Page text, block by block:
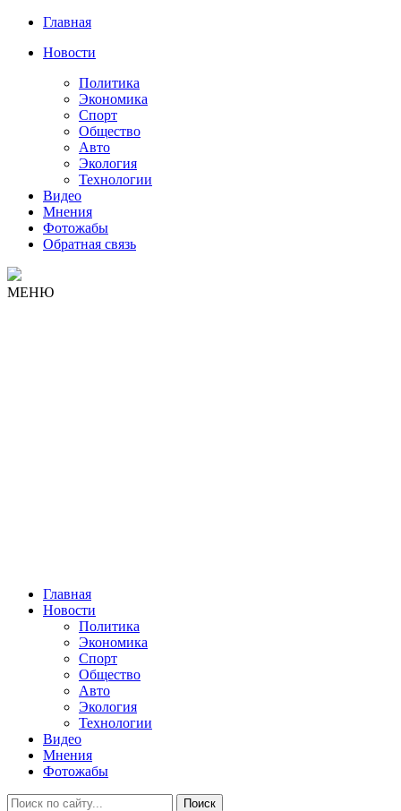
Главная
Новости
Политика
Экономика
Спорт
Общество
Авто
Экология
Технологии
Видео
Мнения
Фотожабы
Обратная связь
МЕНЮ
Главная
Новости
Политика
Экономика
Спорт
Общество
Авто
Экология
Технологии
Видео
Мнения
Фотожабы
Поиск